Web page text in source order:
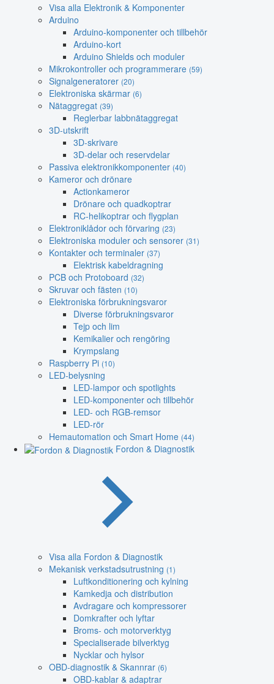
Visa alla Elektronik & Komponenter
Arduino
Arduino-komponenter och tillbehör
Arduino-kort
Arduino Shields och moduler
Mikrokontroller och programmerare (59)
Signalgeneratorer (20)
Elektroniska skärmar (6)
Nätaggregat (39)
Reglerbar labbnätaggregat
3D-utskrift
3D-skrivare
3D-delar och reservdelar
Passiva elektronikkomponenter (40)
Kameror och drönare
Actionkameror
Drönare och quadkoptrar
RC-helikoptrar och flygplan
Elektroniklådor och förvaring (23)
Elektroniska moduler och sensorer (31)
Kontakter och terminaler (37)
Elektrisk kabeldragning
PCB och Protoboard (32)
Skruvar och fästen (10)
Elektroniska förbrukningsvaror
Diverse förbrukningsvaror
Tejp och lim
Kemikalier och rengöring
Krympslang
Raspberry Pi (10)
LED-belysning
LED-lampor och spotlights
LED-komponenter och tillbehör
LED- och RGB-remsor
LED-rör
Hemautomation och Smart Home (44)
Fordon & Diagnostik
Visa alla Fordon & Diagnostik
Mekanisk verkstadsutrustning (1)
Luftkonditionering och kylning
Kamkedja och distribution
Avdragare och kompressorer
Domkrafter och lyftar
Broms- och motorverktyg
Specialiserade bilverktyg
Nycklar och hylsor
OBD-diagnostik & Skannrar (6)
OBD-kablar & adaptrar